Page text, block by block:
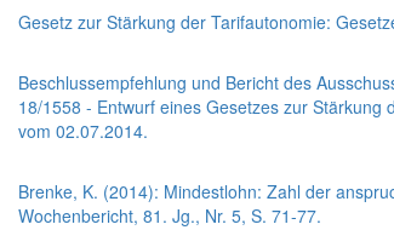
Gesetz zur Stärkung der Tarifautonomie:
Beschlussempfehlung und Bericht des
18/1558 - Entwurf eines Gesetzes zur
vom 02.07.2014.
Brenke, K. (2014): Mindestlohn: Zahl der
Wochenbericht, 81. Jg., Nr. 5, S. 71-77.